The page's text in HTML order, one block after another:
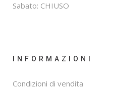
Sabato: CHIUSO
INFORMAZIONI
Condizioni di vendita